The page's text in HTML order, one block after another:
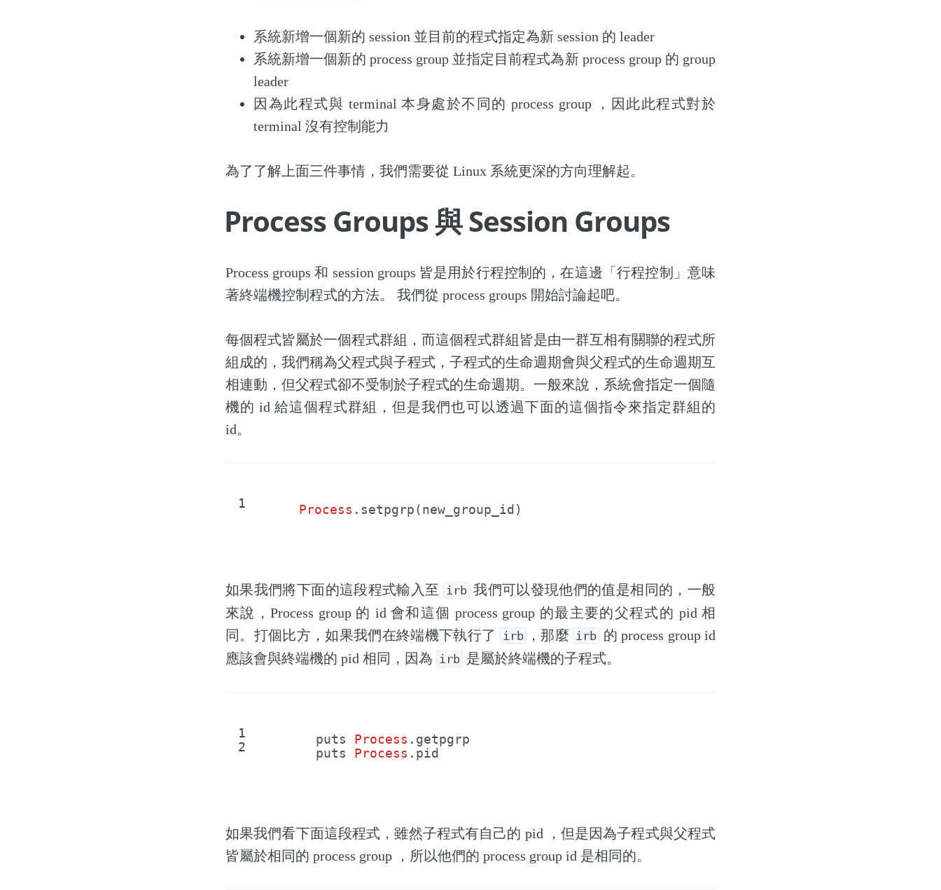
系統新增一個新的 session 並目前的程式指定為新 session 的 leader
系統新增一個新的 process group 並指定目前程式為新 process group 的 group
leader
因為此程式與 terminal 本身處於不同的 process group ，因此此程式對於
terminal 沒有控制能力
為了了解上面三件事情，我們需要從 Linux 系統更深的方向理解起。
Process Groups 與 Session Groups
Process groups 和 session groups 皆是用於行程控制的，在這邊「行程控制」意味
著終端機控制程式的方法。 我們從 process groups 開始討論起吧。
每個程式皆屬於一個程式群組，而這個程式群組皆是由一群互相有關聯的程式所
組成的，我們稱為父程式與子程式，子程式的生命週期會與父程式的生命週期互
相連動，但父程式卻不受制於子程式的生命週期。一般來說，系統會指定一個隨
機的 id 給這個程式群組，但是我們也可以透過下面的這個指令來指定群組的
id。
1 Process . setpgrp(new_group_id )
如果我們將下面的這段程式輸入至 irb 我們可以發現他們的值是相同的，一般
來說，Process group 的 id 會和這個 process group 的最主要的父程式的 pid 相
同。打個比方，如果我們在終端機下執行了
irb ，那麼 irb 的 process group id
應該會與終端機的 pid 相同，因為 irb 是屬於終端機的子程式。
1
2
puts Process . getpgrp
puts
Process . pid
如果我們看下面這段程式，雖然子程式有自己的 pid ，但是因為子程式與父程式
皆屬於相同的 process group ，所以他們的 process group id 是相同的。